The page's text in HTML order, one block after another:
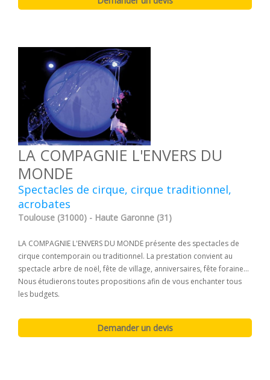
LA COMPAGNIE L'ENVERS DU
MONDE
Spectacles de cirque, cirque traditionnel,
acrobates
Toulouse (31000) - Haute Garonne (31)
LA COMPAGNIE L'ENVERS DU MONDE présente des spectacles de
cirque contemporain ou traditionnel. La prestation convient au
spectacle arbre de noël, fête de village, anniversaires, fête foraine...
Nous étudierons toutes propositions afin de vous enchanter tous
les budgets.